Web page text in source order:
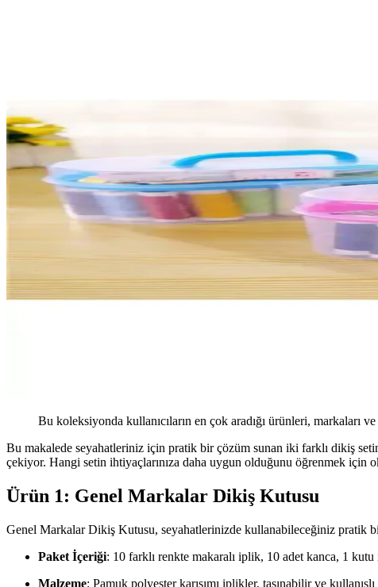
Bu koleksiyonda kullanıcıların en çok aradığı ürünleri, markaları
Bu makalede seyahatleriniz için pratik bir çözüm sunan iki farklı dikiş
çekiyor. Hangi setin ihtiyaçlarınıza daha uygun olduğunu öğrenmek için
Ürün 1: Genel Markalar Dikiş Kutusu
Genel Markalar Dikiş Kutusu, seyahatlerinizde kullanabileceğiniz pratik
Paket İçeriği: 10 farklı renkte makaralı iplik, 10 adet kanca, 1
Malzeme: Pamuk polyester karışımı iplikler, taşınabilir ve